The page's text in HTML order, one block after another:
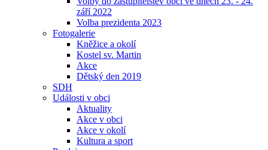
září 2022
Volba prezidenta 2023
Fotogalerie
Kněžice a okolí
Kostel sv. Martin
Akce
Dětský den 2019
SDH
Události v obci
Aktuality
Akce v obci
Akce v okolí
Kultura a sport